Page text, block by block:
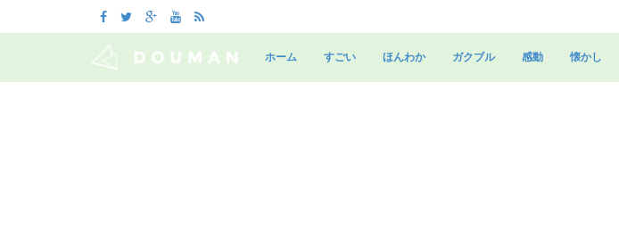
to
ホーム すごい ほんわか ガクブル 感動 懐かし